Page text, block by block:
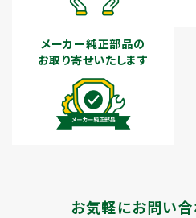
メーカー純正部品の
お取り寄せいたします
お気軽にお問い合